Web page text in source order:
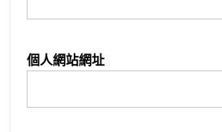
個人網站網址